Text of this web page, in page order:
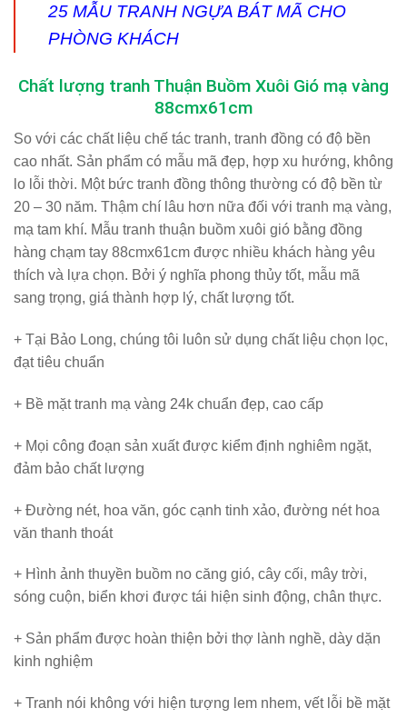
25 MẪU TRANH NGỰA BÁT MÃ CHO
PHÒNG KHÁCH
Chất lượng tranh Thuận Buồm Xuôi Gió mạ vàng
88cmx61cm
So với các chất liệu chế tác tranh, tranh đồng có độ bền
cao nhất. Sản phẩm có mẫu mã đẹp, hợp xu hướng, không
lo lỗi thời. Một bức tranh đồng thông thường có độ bền từ
20 – 30 năm. Thậm chí lâu hơn nữa đối với tranh mạ vàng,
mạ tam khí. Mẫu tranh thuận buồm xuôi gió bằng đồng
hàng chạm tay 88cmx61cm được nhiều khách hàng yêu
thích và lựa chọn. Bởi ý nghĩa phong thủy tốt, mẫu mã
sang trọng, giá thành hợp lý, chất lượng tốt.
+ Tại Bảo Long, chúng tôi luôn sử dụng chất liệu chọn lọc,
đạt tiêu chuẩn
+ Bề mặt tranh mạ vàng 24k chuẩn đẹp, cao cấp
+ Mọi công đoạn sản xuất được kiểm định nghiêm ngặt,
đảm bảo chất lượng
+ Đường nét, hoa văn, góc cạnh tinh xảo, đường nét hoa
văn thanh thoát
+ Hình ảnh thuyền buồm no căng gió, cây cối, mây trời,
sóng cuộn, biển khơi được tái hiện sinh động, chân thực.
+ Sản phẩm được hoàn thiện bởi thợ lành nghề, dày dặn
kinh nghiệm
+ Tranh nói không với hiện tượng lem nhem, vết lỗi bề mặt